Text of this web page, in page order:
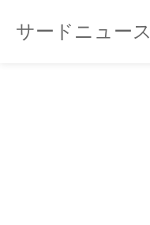
サードニュース